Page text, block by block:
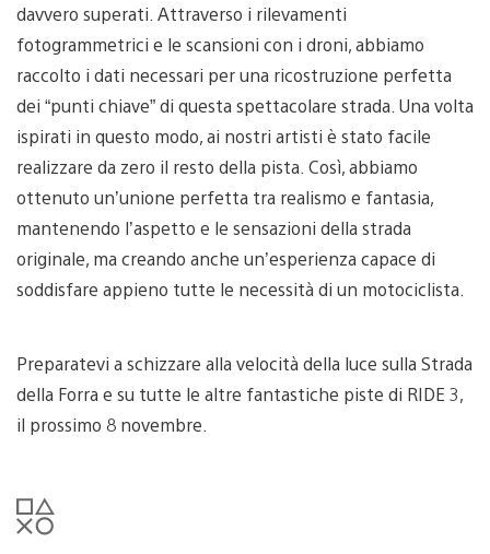
davvero superati. Attraverso i rilevamenti
fotogrammetrici e le scansioni con i droni, abbiamo
raccolto i dati necessari per una ricostruzione perfetta
dei “punti chiave” di questa spettacolare strada. Una volta
ispirati in questo modo, ai nostri artisti è stato facile
realizzare da zero il resto della pista. Così, abbiamo
ottenuto un’unione perfetta tra realismo e fantasia,
mantenendo l’aspetto e le sensazioni della strada
originale, ma creando anche un’esperienza capace di
soddisfare appieno tutte le necessità di un motociclista.
Preparatevi a schizzare alla velocità della luce sulla Strada
della Forra e su tutte le altre fantastiche piste di RIDE 3,
il prossimo 8 novembre.